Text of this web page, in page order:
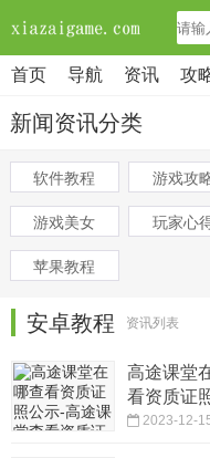
首页 导航 资讯 攻
新闻资讯分类
软件教程 游戏攻
游戏美女 玩家心
苹果教程
安卓教程 资讯列表
高途课堂
看资质证
2023-12-